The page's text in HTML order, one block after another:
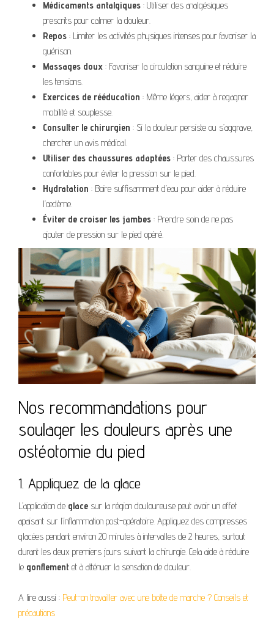
Médicaments antalgiques : Utiliser des analgésiques
prescrits pour calmer la douleur.
Repos : Limiter les activités physiques intenses pour favoriser la
guérison.
Massages doux : Favoriser la circulation sanguine et réduire
les tensions.
Exercices de rééducation : Même légers, aider à regagner
mobilité et souplesse.
Consulter le chirurgien : Si la douleur persiste ou s’aggrave,
chercher un avis médical.
Utiliser des chaussures adaptées : Porter des chaussures
confortables pour éviter la pression sur le pied.
Hydratation : Boire suffisamment d’eau pour aider à réduire
l’œdème.
Éviter de croiser les jambes : Prendre soin de ne pas
ajouter de pression sur le pied opéré.
Nos recommandations pour
soulager les douleurs après une
ostéotomie du pied
1. Appliquez de la glace
L’application de glace sur la région douloureuse peut avoir un effet
apaisant sur l’inflammation post-opératoire. Appliquez des compresses
glacées pendant environ 20 minutes à intervalles de 2 heures, surtout
durant les deux premiers jours suivant la chirurgie. Cela aide à réduire
le gonflement et à atténuer la sensation de douleur.
A lire aussi : Peut-on travailler avec une botte de marche ? Conseils et
précautions